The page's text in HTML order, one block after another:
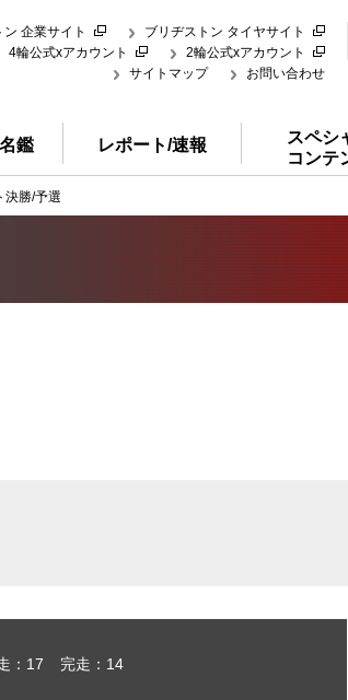
企業サイト
ブリヂストン タイヤサイト
4輪公式xアカウント
2輪公式xアカウント
サイトマップ
お問い合わせ
鑑 レポート/速報
スペシ
コンテ
決勝/予選
：17
完走：14